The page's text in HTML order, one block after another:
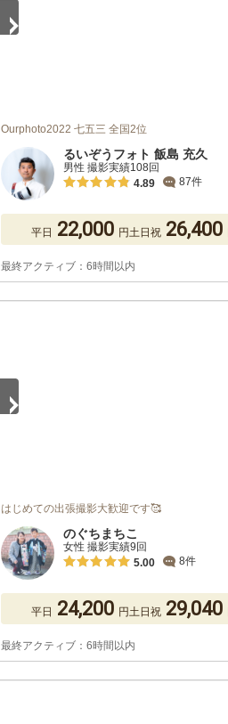
Ourphoto2022 七五三 全国2位
るいぞうフォト 飯島 充久
男性 撮影実績108回
4.89
87件
平日 22,000 円土日祝 26,400
最終アクティブ：6時間以内
はじめての出張撮影大歓迎です🥰
のぐちまちこ
女性 撮影実績9回
5.00
8件
平日 24,200 円土日祝 29,040
最終アクティブ：6時間以内